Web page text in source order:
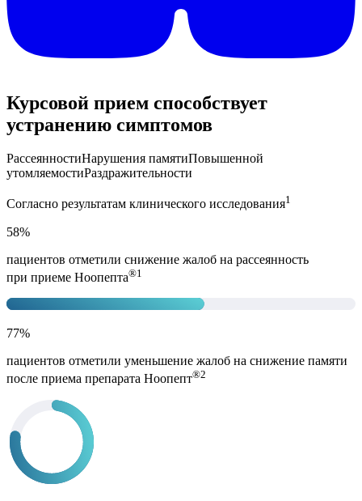
Курсовой прием способствует
устранению симптомов
РассеянностиНарушения памятиПовышенной
утомляемостиРаздражительности
Согласно результатам клинического исследования1
58%
пациентов отметили снижение жалоб на рассеянность
при приеме Ноопепта®1
77%
пациентов отметили уменьшение жалоб на снижение памяти
после приема препарата Ноопепт®2